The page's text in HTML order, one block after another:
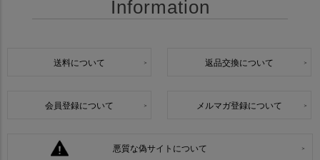
Information
送料について 返品交換について
会員登録について メルマガ登録について
悪質な偽サイトについて